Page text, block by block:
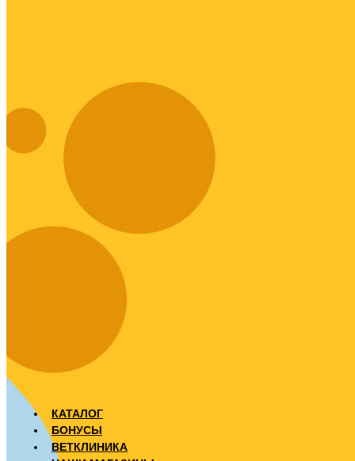
КАТАЛОГ
БОНУСЫ
ВЕТКЛИНИКА